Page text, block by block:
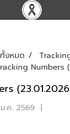
งหมด
Numbers
.ค. 2569 |